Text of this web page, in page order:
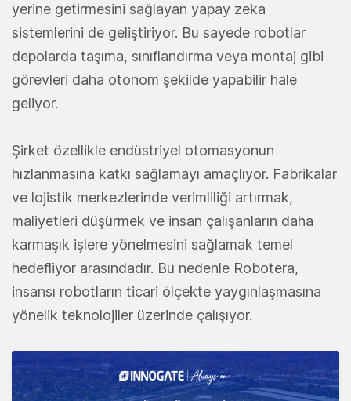
yerine getirmesini sağlayan yapay zeka
sistemlerini de geliştiriyor. Bu sayede robotlar
depolarda taşıma, sınıflandırma veya montaj gibi
görevleri daha otonom şekilde yapabilir hale
geliyor.
Şirket özellikle endüstriyel otomasyonun
hızlanmasına katkı sağlamayı amaçlıyor. Fabrikalar
ve lojistik merkezlerinde verimliliği artırmak,
maliyetleri düşürmek ve insan çalışanların daha
karmaşık işlere yönelmesini sağlamak temel
hedefliyor arasındadır. Bu nedenle Robotera,
insansı robotların ticari ölçekte yaygınlaşmasına
yönelik teknolojiler üzerinde çalışıyor.